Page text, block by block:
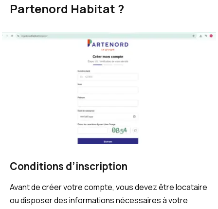
Partenord Habitat ?
Conditions d’inscription
Avant de créer votre compte, vous devez être locataire
ou disposer des informations nécessaires à votre